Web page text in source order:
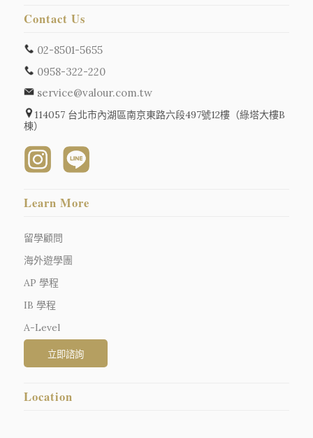
Contact Us
02-8501-5655
0958-322-220
service@valour.com.tw
114057 台北市內湖區南京東路六段497號12樓（綠塔大樓B
棟）
Learn More
留學顧問
海外遊學團
AP 學程
IB 學程
A-Level
Location